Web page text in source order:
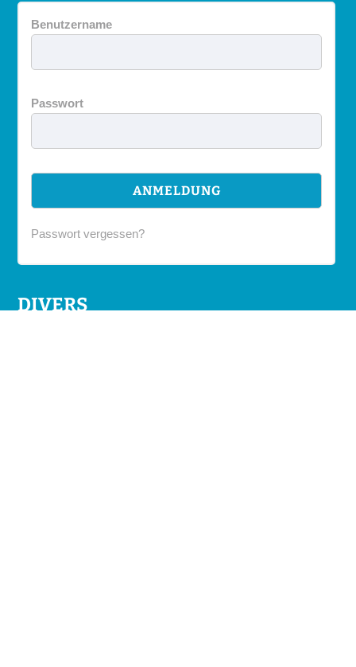
Benutzername
Passwort
Passwort vergessen?
DIVERS